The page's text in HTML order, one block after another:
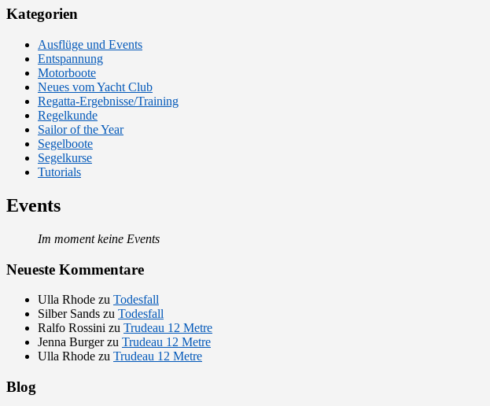
Kategorien
Ausflüge und Events
Entspannung
Motorboote
Neues vom Yacht Club
Regatta-Ergebnisse/Training
Regelkunde
Sailor of the Year
Segelboote
Segelkurse
Tutorials
Events
Im moment keine Events
Neueste Kommentare
Ulla Rhode zu Todesfall
Silber Sands zu Todesfall
Ralfo Rossini zu Trudeau 12 Metre
Jenna Burgerzu Trudeau 12 Metre
Ulla Rhode zu Trudeau 12 Metre
Blog